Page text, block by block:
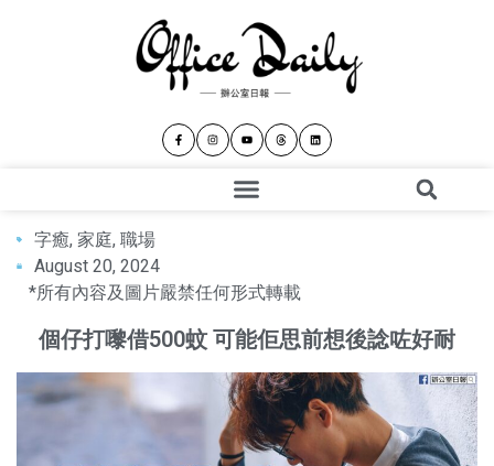
字癒, 家庭, 職場
August 20, 2024
*所有內容及圖片嚴禁任何形式轉載
個仔打嚟借500蚊 可能佢思前想後諗咗好耐